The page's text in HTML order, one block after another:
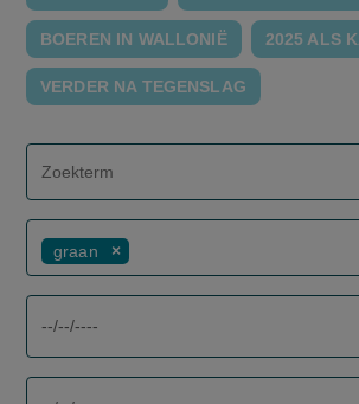
BOEREN IN WALLONIË 2025 ALS
VERDER NA TEGENSLAG
graan